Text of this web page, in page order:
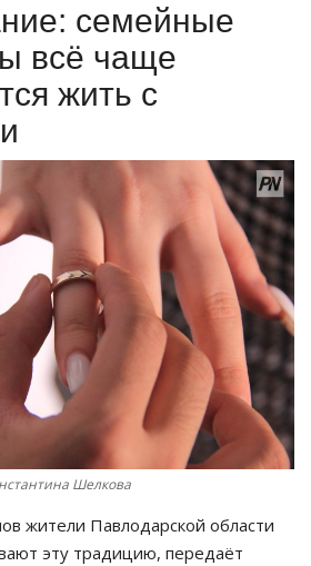
семейные
всё чаще
жить с
Шелкова
жители Павлодарской области
эту традицию, передаёт